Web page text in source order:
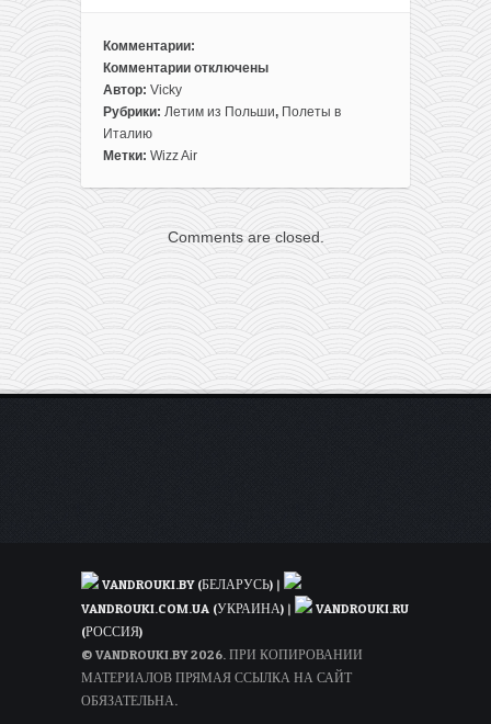
Комментарии:
Комментарии
к
записи
Wizz
Air:
рейсы
Варшавы
всего
за
30€
туда-
обратно
отключены
Автор: Vicky
Рубрики: Летим из Польши, Полеты в
Италию
Метки: Wizz Air
Comments are closed.
VANDROUKI.BY (БЕЛАРУСЬ) |
VANDROUKI.COM.UA (УКРАИНА) |
VANDROUKI.RU
(РОССИЯ)
© VANDROUKI.BY 2026. ПРИ КОПИРОВАНИИ
МАТЕРИАЛОВ ПРЯМАЯ ССЫЛКА НА САЙТ
ОБЯЗАТЕЛЬНА.